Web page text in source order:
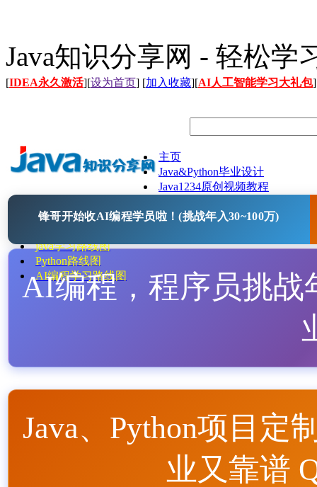
Java知识分享网 - 轻松学
[IDEA永久激活][设为首页] [加入收藏][AI人工智能学习大礼包]
主页
Java&Python毕业设计
Java1234原创视频教程
Java开源项目
java学习路线图
Python路线图
AI编程学习路线图
锋哥开始收AI编程学员啦！(挑战年入30~100万)
AI编程，程序员挑战
Java、Python项目定
业又靠谱